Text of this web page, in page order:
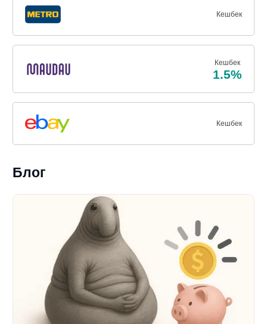
Кешбек
Кешбек
1.5%
Кешбек
Блог